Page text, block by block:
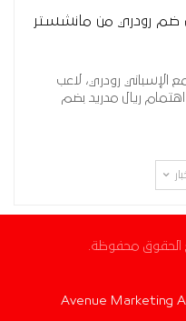
ضم رودري من مانشستر
الإسباني رودري، لاعب
ريال مدريد بضم
Avenue Marketing